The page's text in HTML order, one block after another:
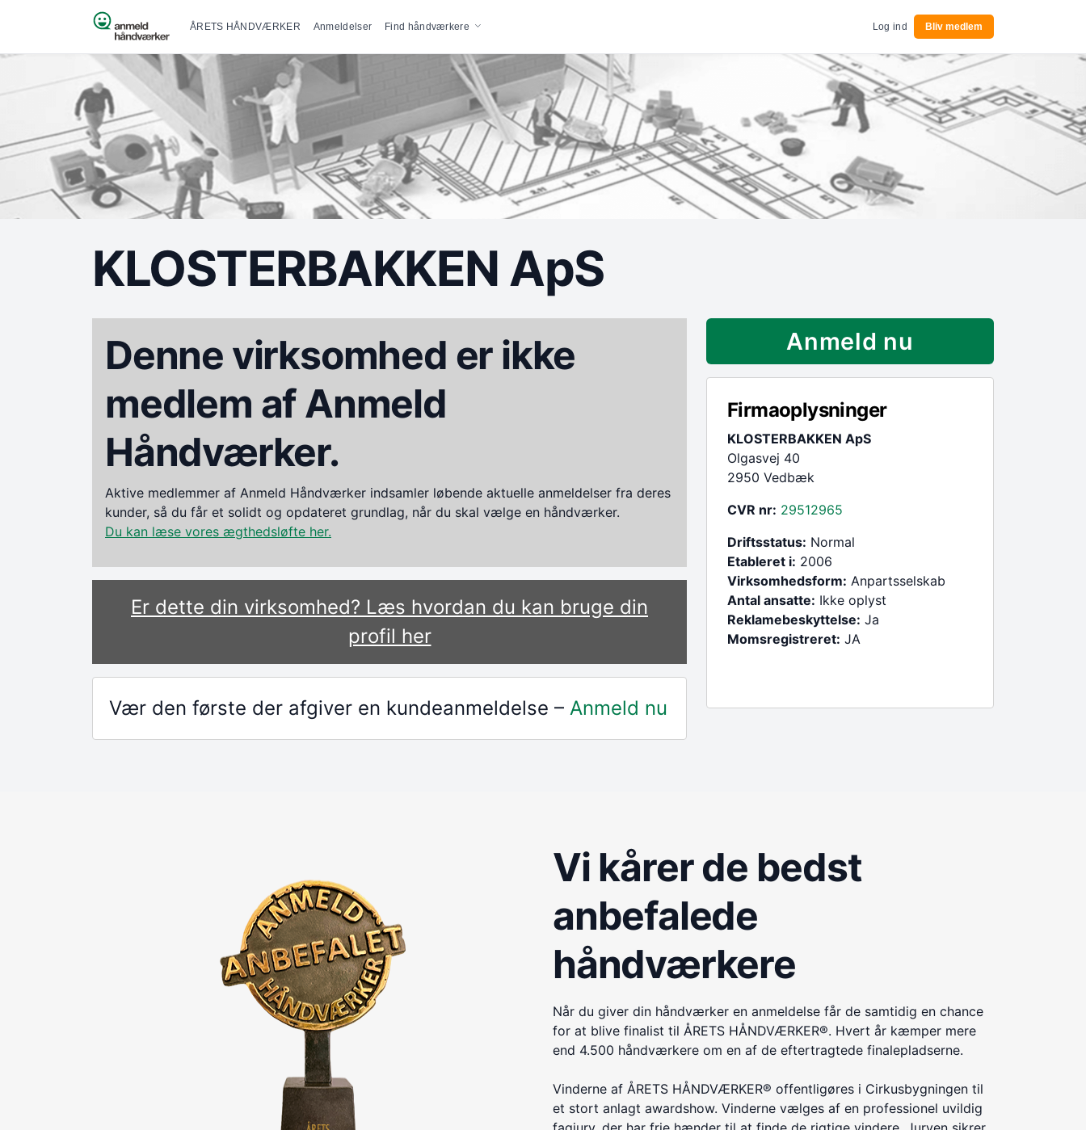
Spring til indhold Primær navigation
ÅRETS HÅNDVÆRKER Anmeldelser Find håndværkere Log ind Bliv medlem
KLOSTERBAKKEN ApS
Denne virksomhed er ikke
medlem af Anmeld
Håndværker.
Aktive medlemmer af Anmeld Håndværker indsamler løbende aktuelle anmeldelser fra deres
kunder, så du får et solidt og opdateret grundlag, når du skal vælge en håndværker.
Du kan læse vores ægthedsløfte her.
Er dette din virksomhed? Læs hvordan du kan bruge din
profil her
Vær den første der afgiver en kundeanmeldelse – Anmeld nu
Anmeld nu
Firmaoplysninger
KLOSTERBAKKEN ApS
Olgasvej 40
2950 Vedbæk
CVR nr: 29512965
Driftsstatus: Normal
Etableret i: 2006
Virksomhedsform: Anpartsselskab
Antal ansatte: Ikke oplyst
Reklamebeskyttelse: Ja
Momsregistreret: JA
Vi kårer de bedst
anbefalede
håndværkere
Når du giver din håndværker en anmeldelse får de samtidig en chance
for at blive finalist til ÅRETS HÅNDVÆRKER®. Hvert år kæmper mere
end 4.500 håndværkere om en af de eftertragtede finalepladserne.
Vinderne af ÅRETS HÅNDVÆRKER® offentligøres i Cirkusbygningen til
et stort anlagt awardshow. Vinderne vælges af en professionel uvildig